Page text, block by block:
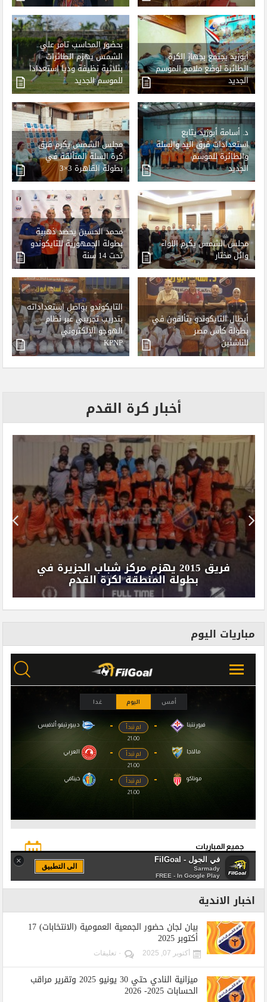
أبوزيد يجتمع بجهاز الكرة
الطائرة لوضع ملامح الموسم
الجديد
بحضور المحاسب تامر علي..
الشمس يهزم الطائرات
بثلاثية نظيفة وديا استعدادا
للموسم الجديد
د. أسامة أبوزيد يتابع
استعدادات فرق اليد والسلة
والطائرة للموسم
الجديد
مجلس الشمس يكرم فرق
كرة السلة المتألقة في
بطولة القاهرة 3×3
مجلس الشمس يكرم اللواء
وائل مختار
محمد الحسين يحصد ذهبية
بطولة الجمهورية للتايكوندو
تحت 14 سنة
أبطال التايكوندو يتألقون في
بطولة كأس مصر
للناشئين
التايكوندو يواصل استعداداته
بتدريب تجريبي عبر نظام
الهوجو الإلكتروني
KPNP
أخبار كرة القدم
فريق 2015 يهزم مركز شباب الجزيرة في
بطولة المنطقة لكرة القدم
مباريات اليوم
اخبار الاندية
بيان لجان حضور الجمعية العمومية (الانتخابات) 17
أكتوبر 2025
أكتوبر 07, 2025 ٠ تعليقات
ميزانية النادي حتي 30 يونيو 2025 وتقرير مراقب
الحسابات 2025- 2026